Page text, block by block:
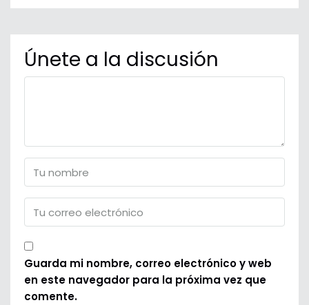
Únete a la discusión
Guarda mi nombre, correo electrónico y web
en este navegador para la próxima vez que
comente.